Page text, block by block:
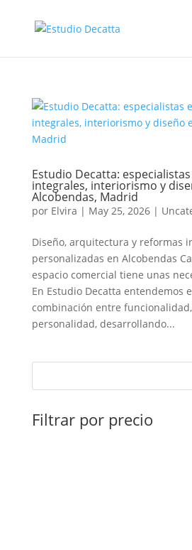
Estudio Decatta:
integrales, interiorismo y
Alcobendas, Madrid
por Elvira | May 25, 2026|
Diseño, arquitectura y reformas
personalizadas en Alcobendas
espacio comercial tiene unas
En Estudio Decatta entendemos
combinación entre
personalidad, desarrollando...
Filtrar por precio